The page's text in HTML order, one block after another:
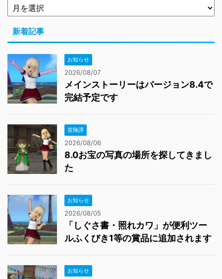
新着記事
お知らせ
2026/08/07
メインストーリーはバージョン8.4で
完結予定です
冒険譚
2026/08/06
8.0お宝の写真の場所を探してきまし
た
お知らせ
2026/08/05
「しぐさ書・照れカワ」が便利ツー
ルふくびき1等の賞品に追加されます
お知らせ